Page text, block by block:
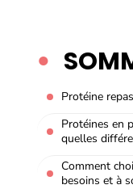
Protéine
Protéines en
quelles
Comment
besoins et à